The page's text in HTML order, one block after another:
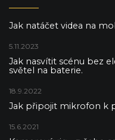
Jak natáčet videa na
5.11.2023
Jak nasvítit scénu bez
světel na baterie.
18.9.2022
Jak připojit mikrofon k
15.6.2021